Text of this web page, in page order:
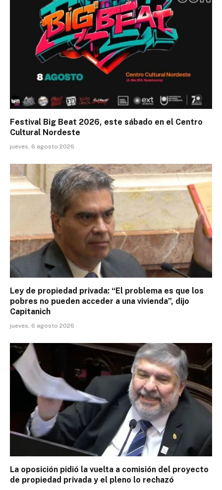
Festival Big Beat 2026, este sábado en el Centro
Cultural Nordeste
jueves, 6 agosto 2026
Ley de propiedad privada: “El problema es que los
pobres no pueden acceder a una vivienda”, dijo
Capitanich
jueves, 6 agosto 2026
La oposición pidió la vuelta a comisión del proyecto
de propiedad privada y el pleno lo rechazó